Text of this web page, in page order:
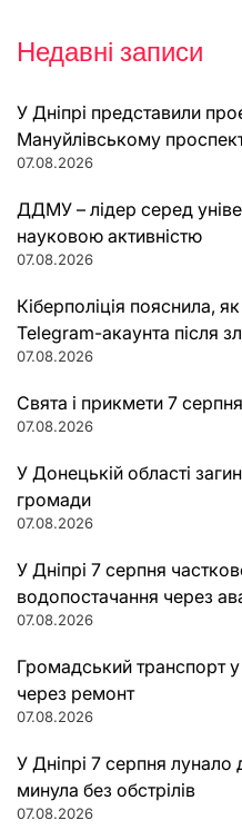
Недавні записи
У Дніпрі представили
Мануйлівському
07.08.2026
ДДМУ – лідер серед
науковою активністю
07.08.2026
Кіберполіція пояснила,
Telegram-акаунта після
07.08.2026
Свята і прикмети 7
07.08.2026
У Донецькій області
громади
07.08.2026
У Дніпрі 7 серпня
водопостачання через
07.08.2026
Громадський транспорт у
через ремонт
07.08.2026
У Дніпрі 7 серпня лунало
минула без обстрілів
07.08.2026